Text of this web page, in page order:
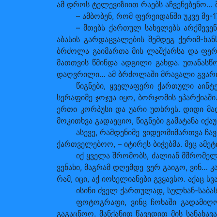
ამ დროს ტელევიზიით რაებს
– ამბობენ, რომ ფერეიდანში უკვე
– მთებს ქართულ სახელებს
აბასის გარდაცვალების შემდეგ ქერიმ-
ბრძოლა გაიმართა მის ლაშქარსა და
მათთვის წმინდა ადგილი გახდა.
დაღვრილი… ამ ბრძოლაში მრავალი
წიგნები, ყველაფერი ქართული
სერაფიმე ჯოჯუა იყო, ბორჯომის
ერთი კორპუსი და უარი უთხრეს. დიდი
მოკითხვა გადაეციო, წიგნები გამატანა
ასევე, რამდენიმე ვიდეომიმართვა
ქართველებოო, – იტირეს ბიჭებმა. მეც
იქ ყველა შრომობს, ძალიან
ვენახი, მაგრამ დღემდე ვერ გაიგო, ვინ…
რამ, იცი, აქ იოსელიანები გვყავსო. აქაც
ისინი ძველ ქართულად, სულხან-
ფოტოგრაფი, ვინც ჩოხაში
გაგაცნოო. მანქანით წავედით მის